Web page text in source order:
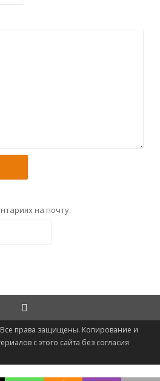
на почту.
права защищены. Копирование и
с этого сайта без согласия